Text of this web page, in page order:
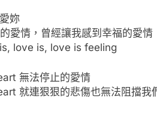
妳
愛情，曾經讓我感到幸福的愛情
love is, love is feeling
無法停止的愛情
就連狠狠的悲傷也無法阻擋我